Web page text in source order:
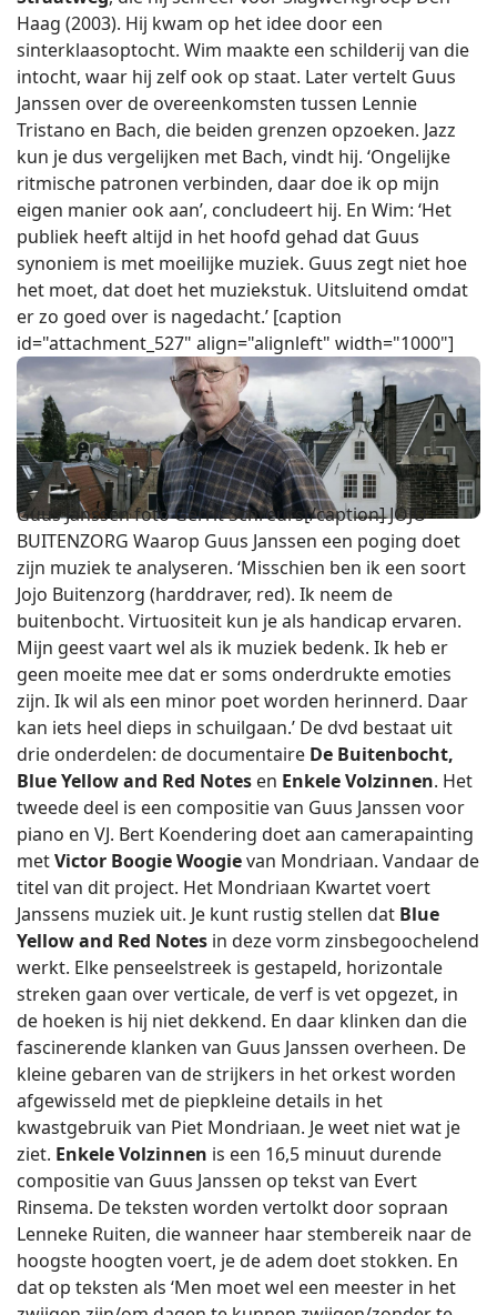
Haag (2003). Hij kwam op het idee door een
sinterklaasoptocht. Wim maakte een schilderij van die
intocht, waar hij zelf ook op staat. Later vertelt Guus
Janssen over de overeenkomsten tussen Lennie
Tristano en Bach, die beiden grenzen opzoeken. Jazz
kun je dus vergelijken met Bach, vindt hij. ‘Ongelijke
ritmische patronen verbinden, daar doe ik op mijn
eigen manier ook aan’, concludeert hij. En Wim: ‘Het
publiek heeft altijd in het hoofd gehad dat Guus
synoniem is met moeilijke muziek. Guus zegt niet hoe
het moet, dat doet het muziekstuk. Uitsluitend omdat
er zo goed over is nagedacht.’ [caption
id="attachment_527" align="alignleft" width="1000"]
Guus Janssen foto Gerrit Schreurs[/caption] JOJO
BUITENZORG Waarop Guus Janssen een poging doet
zijn muziek te analyseren. ‘Misschien ben ik een soort
Jojo Buitenzorg (harddraver, red). Ik neem de
buitenbocht. Virtuositeit kun je als handicap ervaren.
Mijn geest vaart wel als ik muziek bedenk. Ik heb er
geen moeite mee dat er soms onderdrukte emoties
zijn. Ik wil als een minor poet worden herinnerd. Daar
kan iets heel dieps in schuilgaan.’ De dvd bestaat uit
drie onderdelen: de documentaire De Buitenbocht,
Blue Yellow and Red Notes en Enkele Volzinnen. Het
tweede deel is een compositie van Guus Janssen voor
piano en VJ. Bert Koendering doet aan camerapainting
metVictor Boogie Woogievan Mondriaan. Vandaar de
titel van dit project. Het Mondriaan Kwartet voert
Janssens muziek uit. Je kunt rustig stellen dat Blue
Yellow and Red Notes in deze vorm zinsbegoochelend
werkt. Elke penseelstreek is gestapeld, horizontale
streken gaan over verticale, de verf is vet opgezet, in
de hoeken is hij niet dekkend. En daar klinken dan die
fascinerende klanken van Guus Janssen overheen. De
kleine gebaren van de strijkers in het orkest worden
afgewisseld met de piepkleine details in het
kwastgebruik van Piet Mondriaan. Je weet niet wat je
ziet. Enkele Volzinnen is een 16,5 minuut durende
compositie van Guus Janssen op tekst van Evert
Rinsema. De teksten worden vertolkt door sopraan
Lenneke Ruiten, die wanneer haar stembereik naar de
hoogste hoogten voert, je de adem doet stokken. En
dat op teksten als ‘Men moet wel een meester in het